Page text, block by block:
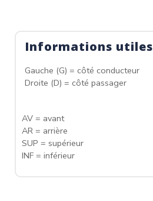
Informations utiles
Gauche (G) = côté conducteur
Droite (D) = côté passager
AV = avant
AR = arrière
SUP = supérieur
INF = inférieur